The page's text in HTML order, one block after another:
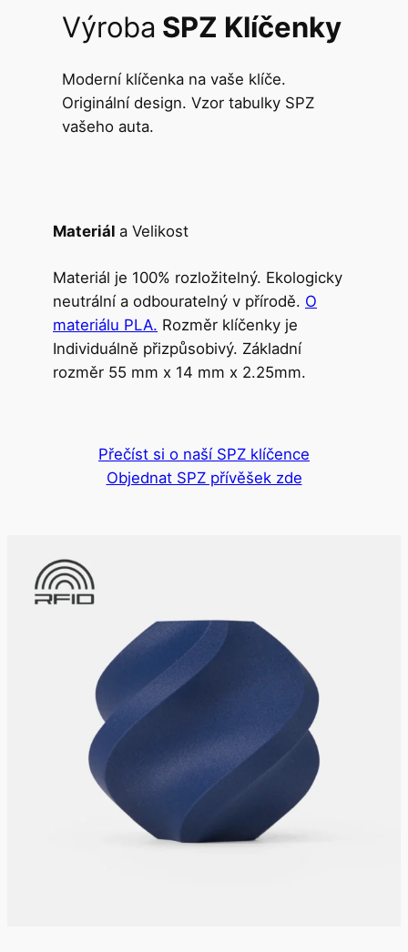
Výroba SPZ Klíčenky
Moderní klíčenka na vaše klíče.
Originální design. Vzor tabulky SPZ
vašeho auta.
Materiál a Velikost
Materiál je 100% rozložitelný. Ekologicky
neutrální a odbouratelný v přírodě. O
materiálu PLA. Rozměr klíčenky je
Individuálně přizpůsobivý. Základní
rozměr 55 mm x 14 mm x 2.25mm.
Přečíst si o naší SPZ klíčence
Objednat SPZ přívěšek zde